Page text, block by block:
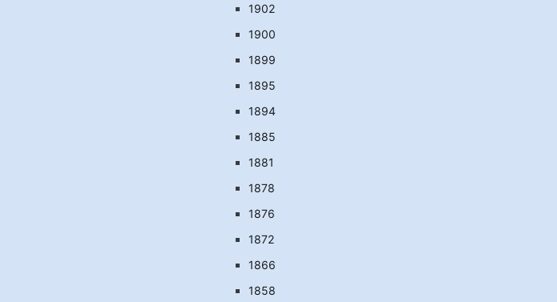
1902
1900
1899
1895
1894
1885
1881
1878
1876
1872
1866
1858